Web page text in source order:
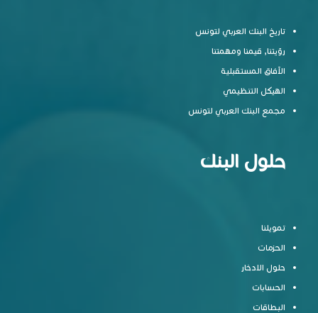
تاريخ البنك العربي لتونس
رؤيتنا, قيمنا ومهمتنا
الآفاق المستقبلية
الهيكل التنظيمي
مجمع البنك العربي لتونس
حلول البنك
تمويلنا
الحزمات
حلول الادخار
الحسابات
البطاقات